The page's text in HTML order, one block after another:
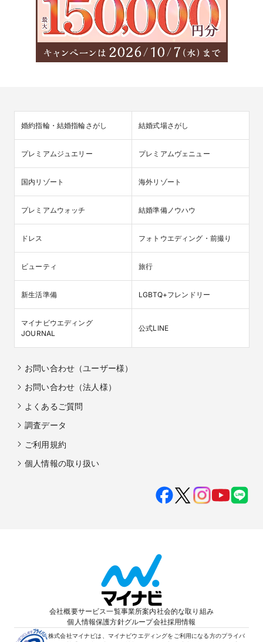
婚約指輪・結婚指輪さがし 結婚式場さがし
プレミアムジュエリー プレミアムヴェニュー
国内リゾート 海外リゾート
プレミアムウォッチ 結婚準備ノウハウ
ドレス フォトウエディング・前撮り
ビューティ 旅行
新生活準備 LGBTQ+フレンドリー
マイナビウエディング
JOURNAL
公式LINE
お問い合わせ（ユーザー様）
お問い合わせ（法人様）
よくあるご質問
調査データ
ご利用規約
個人情報の取り扱い
会社概要サービス一覧事業所案内社会的な取り組み
個人情報保護方針グループ会社採用情報
株式会社マイナビは、マイナビウエディングをご利用になる方のプライバ